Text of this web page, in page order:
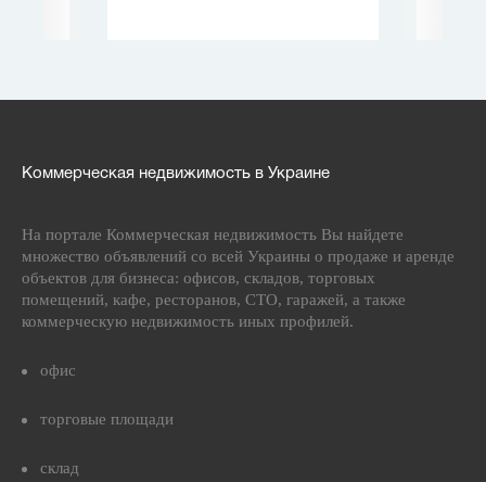
Коммерческая недвижимость в Украине
На портале Коммерческая недвижимость Вы найдете
множество объявлений со всей Украины о продаже и аренде
объектов для бизнеса: офисов, складов, торговых
помещений, кафе, ресторанов, СТО, гаражей, а также
коммерческую недвижимость иных профилей.
офис
торговые площади
склад